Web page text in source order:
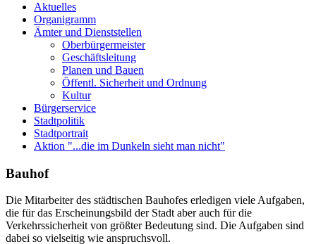
Aktuelles
Organigramm
Ämter und Dienststellen
Oberbürgermeister
Geschäftsleitung
Planen und Bauen
Öffentl. Sicherheit und Ordnung
Kultur
Bürgerservice
Stadtpolitik
Stadtportrait
Aktion "...die im Dunkeln sieht man nicht"
Bauhof
Die Mitarbeiter des städtischen Bauhofes erledigen viele Aufgaben,
die für das Erscheinungsbild der Stadt aber auch für die
Verkehrssicherheit von größter Bedeutung sind. Die Aufgaben sind
dabei so vielseitig wie anspruchsvoll.